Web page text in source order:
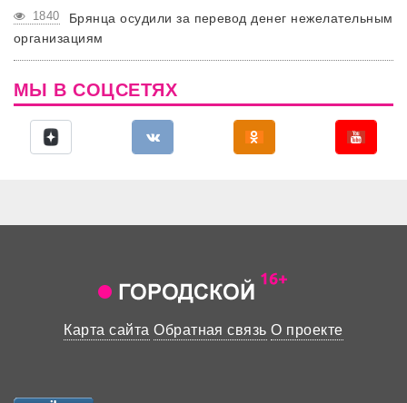
1840
Брянца осудили за перевод денег нежелательным
организациям
МЫ В СОЦСЕТЯХ
Карта сайта Обратная связь О проекте